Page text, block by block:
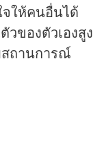
ให้คนอื่นได้
ของตัวเองสูง
ถานการณ์